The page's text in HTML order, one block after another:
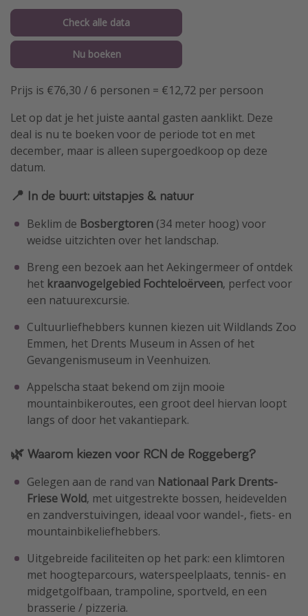
Check alle data
Nu boeken
Prijs is €76,30 / 6 personen = €12,72 per persoon
Let op dat je het juiste aantal gasten aanklikt. Deze
deal is nu te boeken voor de periode tot en met
december, maar is alleen supergoedkoop op deze
datum.
📍 In de buurt: uitstapjes & natuur
Beklim de Bosbergtoren (34 meter hoog) voor
weidse uitzichten over het landschap.
Breng een bezoek aan het Aekingermeer of ontdek
het kraanvogelgebied Fochteloërveen, perfect voor
een natuurexcursie.
Cultuurliefhebbers kunnen kiezen uit Wildlands Zoo
Emmen, het Drents Museum in Assen of het
Gevangenismuseum in Veenhuizen.
Appelscha staat bekend om zijn mooie
mountainbikeroutes, een groot deel hiervan loopt
langs of door het vakantiepark.
🌿 Waarom kiezen voor RCN de Roggeberg?
Gelegen aan de rand van Nationaal Park Drents-
Friese Wold, met uitgestrekte bossen, heidevelden
en zandverstuivingen, ideaal voor wandel-, fiets- en
mountainbikeliefhebbers.
Uitgebreide faciliteiten op het park: een klimtoren
met hoogteparcours, waterspeelplaats, tennis- en
midgetgolfbaan, trampoline, sportveld, en een
brasserie / pizzeria.